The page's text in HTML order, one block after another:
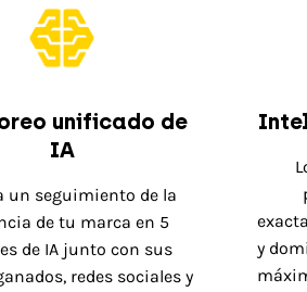
unificado de
IA
un seguimiento de la
de tu marca en 5
de IA junto con sus
redes sociales y
y